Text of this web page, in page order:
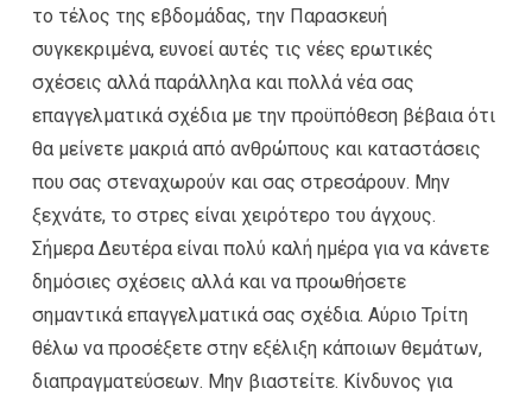
το τέλος της εβδομάδας, την Παρασκευή
συγκεκριμένα, ευνοεί αυτές τις νέες ερωτικές
σχέσεις αλλά παράλληλα και πολλά νέα σας
επαγγελματικά σχέδια με την προϋπόθεση βέβαια ότι
θα μείνετε μακριά από ανθρώπους και καταστάσεις
που σας στεναχωρούν και σας στρεσάρουν. Μην
ξεχνάτε, το στρες είναι χειρότερο του άγχους.
Σήμερα Δευτέρα είναι πολύ καλή ημέρα για να κάνετε
δημόσιες σχέσεις αλλά και να προωθήσετε
σημαντικά επαγγελματικά σας σχέδια. Αύριο Τρίτη
θέλω να προσέξετε στην εξέλιξη κάποιων θεμάτων,
διαπραγματεύσεων. Μην βιαστείτε. Κίνδυνος για